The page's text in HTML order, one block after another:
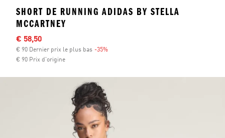
SHORT DE RUNNING ADIDAS BY STELLA
MCCARTNEY
Sale price
€ 58,50
€ 90 Dernier prix le plus bas -35%
€ 90 Prix d'origine